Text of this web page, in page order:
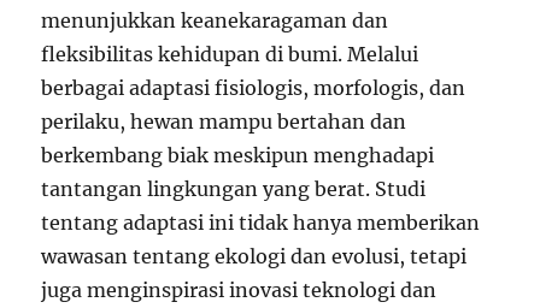
menunjukkan keanekaragaman dan
fleksibilitas kehidupan di bumi. Melalui
berbagai adaptasi fisiologis, morfologis, dan
perilaku, hewan mampu bertahan dan
berkembang biak meskipun menghadapi
tantangan lingkungan yang berat. Studi
tentang adaptasi ini tidak hanya memberikan
wawasan tentang ekologi dan evolusi, tetapi
juga menginspirasi inovasi teknologi dan